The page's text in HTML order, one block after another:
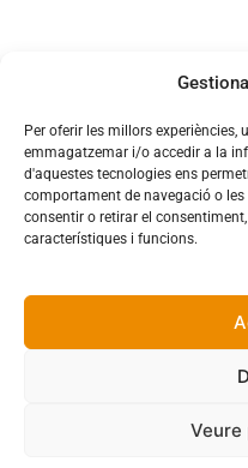
Per oferir les millors
emmagatzemar i/o accedir a la
d'aquestes tecnologies ens
comportament de navegació o
consentir o retirar el
característiques i funcions.
Veure
Comentarios
No s'han trobat